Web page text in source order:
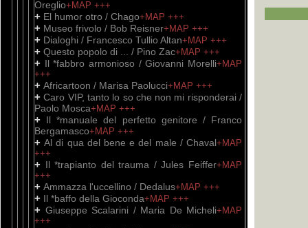
Oreglio+MAP +++
+ El humor otro / Chago+MAP +++
+ Museo frivolo / Bob Reisner+MAP +++
+ Dialoghi / Francesco Tullio Altan+MAP +++
+ Questo popolo di ... / Pino Zac+MAP +++
+ Il *fabbro armonioso / Giovanni Morelli+MAP
+++
+ Africartoon / Marisa Paolucci+MAP +++
+Caro VIP, tanto lo so che non mi risponderai /
Paolo Mosca+MAP +++
+ Il *manuale del perfetto genitore / Franco
Bergamasco+MAP +++
+Al di qua del bene e del male / Chaval+MAP
+++
+ Il *trapianto del trauma / Jules Feiffer+MAP
+++
+ Ammazza l'uccellino / Dedalus+MAP +++
+ Il *baffo della Gioconda+MAP +++
+ Giuseppe Scalarini / Maria De Micheli+MAP
+++